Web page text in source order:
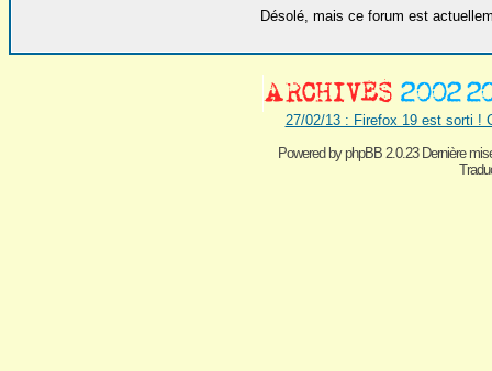
Désolé, mais ce forum est
27/02/13 : Firefox 19 est sorti !
Powered byphpBB 2.0.23 Dernière